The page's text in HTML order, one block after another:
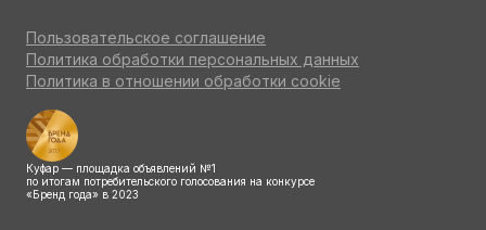
Пользовательское соглашение
Политика обработки персональных данных
Политика в отношении обработки cookie
Куфар — площадка объявлений №1
по итогам потребительского голосования на конкурсе
«Бренд года» в 2023